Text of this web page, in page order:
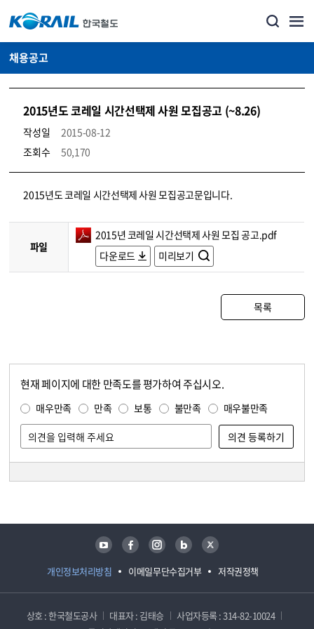
채용공고
2015년도 코레일 시간선택제 사원 모집공고 (~8.26)
작성일
2015-08-12
조회수
50,170
코레일소개_경영공시_채용공고 상세보기 – 내용, 파일, 담당자 연락처로 구성
2015년도 코레일 시간선택제 사원 모집공고문입니다.
파일
2015년 코레일 시간선택제 사원 모집 공고.pdf
다운로드
미리보기
목록
현재 페이지에 대한 만족도를 평가하여 주십시오.
매우만족 만족 보통 불만족 매우불만족
개인정보처리방침 이메일무단수집거부 저작권정책
유튜브 페이스북 인스타그램 블로그 트위터
상호 : 한국철도공사 대표자 : 김태승
사업자등록 : 314-82-10024